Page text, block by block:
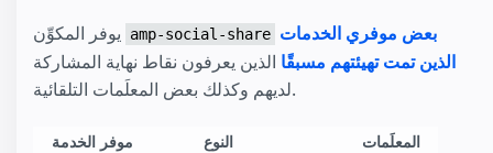
amp-social-share بعض موفري الخدمات
الذين تمت تهيئتهم مسبقًا الذين يعرفون نقاط نهاية المشاركة
لديهم وكذلك بعض المعلَمات التلقائية.
موفر الخدمة النوع
المعلَمات